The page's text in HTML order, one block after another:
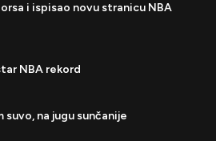
i ispisao novu stranicu NBA
NBA rekord
suvo, na jugu sunčanije